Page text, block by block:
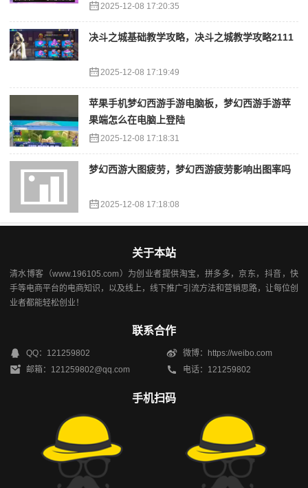
2025-12-08 17:20:35
决斗之城基础教学攻略，决斗之城教学攻略2111
2025-12-08 17:19:49
苹果手机梦幻西游手游电脑板，梦幻西游手游苹
果端怎么在电脑上登陆
2025-12-08 17:18:31
梦幻西游大图疲劳，梦幻西游疲劳影响出图率吗
2025-12-08 17:18:08
关于本站
清水博客（www.196105.com）为创业者提供淘宝，拼多多，京东，抖音，快
手等电商平台的电商知识，以及线上，线下推广引流方法和营销思路，让每位创
业者都能轻松创业！
联系合作
QQ：121259802
微博：https://weibo.com
邮箱：121259802@qq.com
电话：121259802
手机扫码